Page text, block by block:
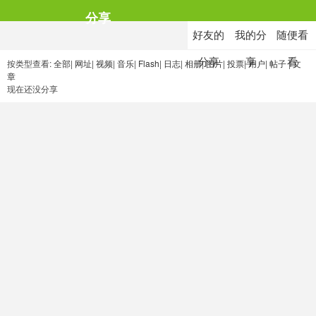
分享
好友的
分享
我的分
享
随便看
看
按类型查看:全部| 网址| 视频| 音乐| Flash| 日志| 相册|图片| 投票|用户| 帖子|文
章
现在还没分享